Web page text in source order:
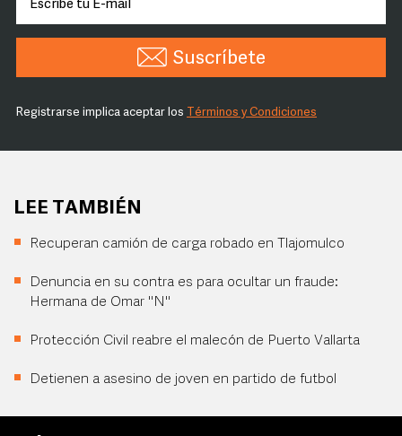
Suscríbete
Registrarse implica aceptar los Términos y Condiciones
LEE TAMBIÉN
Recuperan camión de carga robado en Tlajomulco
Denuncia en su contra es para ocultar un fraude:
Hermana de Omar "N"
Protección Civil reabre el malecón de Puerto Vallarta
Detienen a asesino de joven en partido de futbol